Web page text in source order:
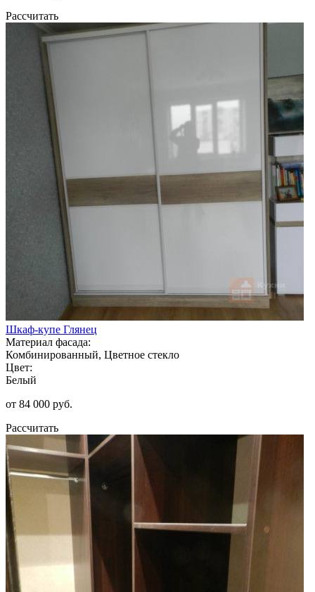
Рассчитать
Шкаф-купе Глянец
Материал фасада:
Комбинированный, Цветное стекло
Цвет:
Белый
от 84 000 руб.
Рассчитать